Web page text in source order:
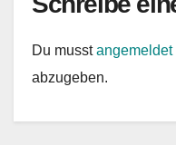
Du musstangemeldet
abzugeben.